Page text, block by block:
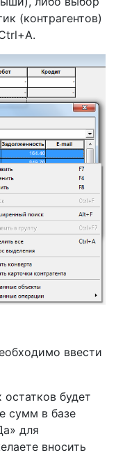
(контрагентов)
ввести
будет
сумм в базе
для
вносить